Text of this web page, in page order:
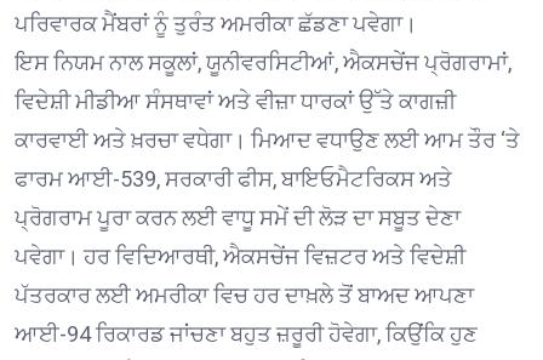
ਪਰਿਵਾਰਕ ਮੈਂਬਰਾਂ ਨੂੰ ਤੁਰੰਤ ਅਮਰੀਕਾ ਛੱਡਣਾ ਪਵੇਗਾ।
ਇਸ ਨਿਯਮ ਨਾਲ ਸਕੂਲਾਂ, ਯੂਨੀਵਰਸਿਟੀਆਂ, ਐਕਸਚੇਂਜ ਪ੍ਰੋਗਰਾਮਾਂ,
ਵਿਦੇਸ਼ੀ ਮੀਡੀਆ ਸੰਸਥਾਵਾਂ ਅਤੇ ਵੀਜ਼ਾ ਧਾਰਕਾਂ ਉੱਤੇ ਕਾਗਜ਼ੀ
ਕਾਰਵਾਈ ਅਤੇ ਖ਼ਰਚਾ ਵਧੇਗਾ। ਮਿਆਦ ਵਧਾਉਣ ਲਈ ਆਮ ਤੌਰ ‘ਤੇ
ਫਾਰਮ ਆਈ-539, ਸਰਕਾਰੀ ਫੀਸ, ਬਾਇਓਮੈਟਰਿਕਸ ਅਤੇ
ਪ੍ਰੋਗਰਾਮ ਪੂਰਾ ਕਰਨ ਲਈ ਵਾਧੂ ਸਮੇਂ ਦੀ ਲੋੜ ਦਾ ਸਬੂਤ ਦੇਣਾ
ਪਵੇਗਾ। ਹਰ ਵਿਦਿਆਰਥੀ, ਐਕਸਚੇਂਜ ਵਿਜ਼ਟਰ ਅਤੇ ਵਿਦੇਸ਼ੀ
ਪੱਤਰਕਾਰ ਲਈ ਅਮਰੀਕਾ ਵਿਚ ਹਰ ਦਾਖ਼ਲੇ ਤੋਂ ਬਾਅਦ ਆਪਣਾ
ਆਈ-94 ਰਿਕਾਰਡ ਜਾਂਚਣਾ ਬਹੁਤ ਜ਼ਰੂਰੀ ਹੋਵੇਗਾ, ਕਿਉਂਕਿ ਹੁਣ